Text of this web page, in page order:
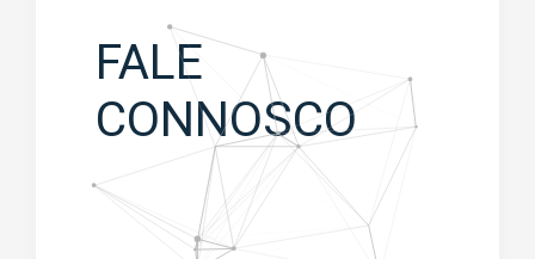
FALE
CONNOSCO